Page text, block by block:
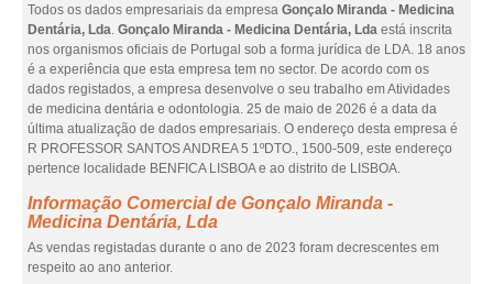
Todos os dados empresariais da empresa Gonçalo Miranda - Medicina
Dentária, Lda. Gonçalo Miranda - Medicina Dentária, Lda está inscrita
nos organismos oficiais de Portugal sob a forma jurídica de LDA. 18 anos
é a experiência que esta empresa tem no sector. De acordo com os
dados registados, a empresa desenvolve o seu trabalho em Atividades
de medicina dentária e odontologia. 25 de maio de 2026 é a data da
última atualização de dados empresariais. O endereço desta empresa é
R PROFESSOR SANTOS ANDREA 5 1ºDTO., 1500-509, este endereço
pertence localidade BENFICA LISBOA e ao distrito de LISBOA.
Informação Comercial de Gonçalo Miranda -
Medicina Dentária, Lda
As vendas registadas durante o ano de 2023 foram decrescentes em
respeito ao ano anterior.